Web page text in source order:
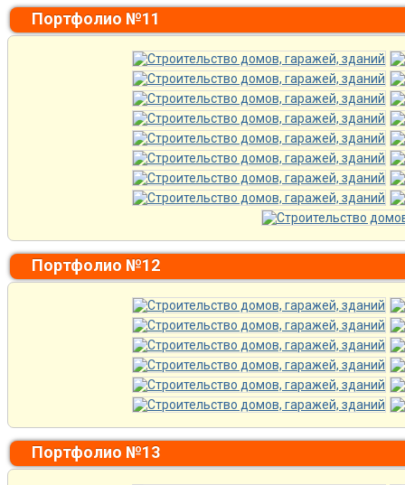
Портфолио №11
Портфолио №12
Портфолио №13